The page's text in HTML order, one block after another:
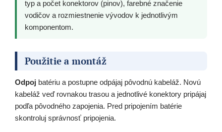
typ a počet konektorov (pinov), farebné značenie
vodičov a rozmiestnenie vývodov k jednotlivým
komponentom.
Použitie a montáž
Odpoj batériu a postupne odpájaj pôvodnú kabeláž. Novú
kabeláž veď rovnakou trasou a jednotlivé konektory pripájaj
podľa pôvodného zapojenia. Pred pripojením batérie
skontroluj správnosť pripojenia.